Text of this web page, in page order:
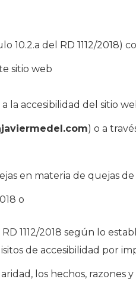
del RD 1112/2018)
sitio web
la accesibilidad del sitio
) o a
en materia de quejas
o
1112/2018 según lo
de accesibilidad por
los hechos,